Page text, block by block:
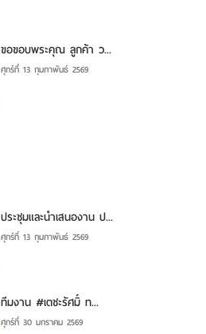
ขอขอบพระคุณ ลูกค้า ว...
ศุกร์ที่ 13 กุมภาพันธ์ 2569
ประชุมและนำเสนองาน ป...
ศุกร์ที่ 13 กุมภาพันธ์ 2569
ทีมงาน #เตชะรัศมิ์ ท...
ศุกร์ที่ 30 มกราคม 2569